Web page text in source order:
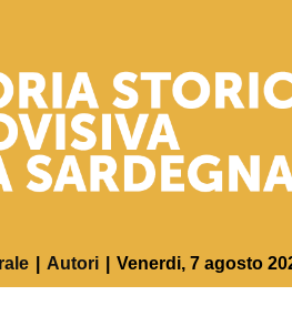
Autori Venerdi, 7 agosto